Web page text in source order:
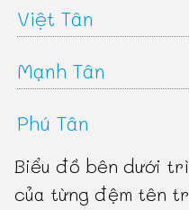
Việt Tân
Mạnh Tân
Phú Tân
Biểu đồ bên dưới
của từng đệm tên